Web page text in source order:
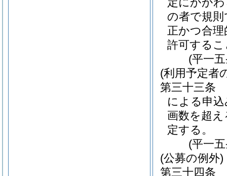
の者で規
正かつ合
許可する
(平一
(利用予定者
第三十三条
による申
画数を超
定する。
(平一
(公募の例外)
第三十四条